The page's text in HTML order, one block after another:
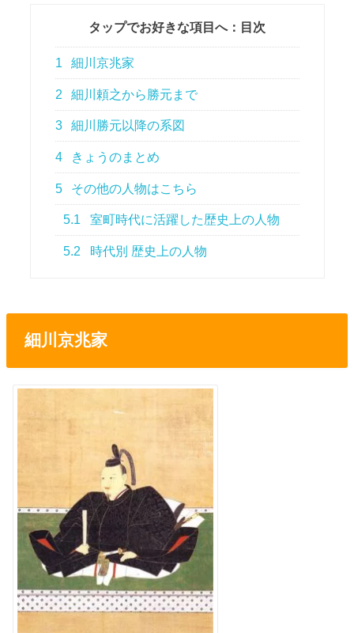
タップでお好きな項目へ：目次
1 細川京兆家
2 細川頼之から勝元まで
3 細川勝元以降の系図
4 きょうのまとめ
5 その他の人物はこちら
5.1 室町時代に活躍した歴史上の人物
5.2 時代別 歴史上の人物
細川京兆家